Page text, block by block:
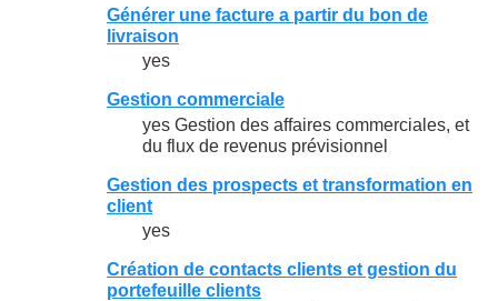
Générer une facture a partir du bon de
livraison
yes
Gestion commerciale
yes Gestion des affaires commerciales, et
du flux de revenus prévisionnel
Gestion des prospects et transformation en
client
yes
Création de contacts clients et gestion du
portefeuille clients